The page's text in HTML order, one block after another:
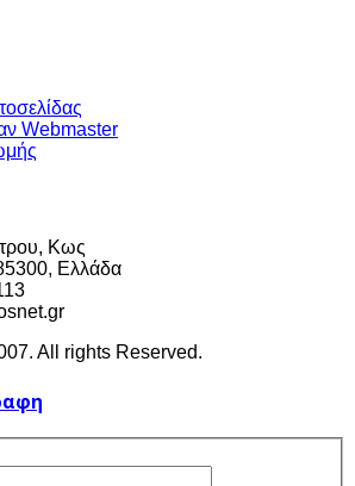
Webmaster
Κως
Ελλάδα
All rights Reserved.